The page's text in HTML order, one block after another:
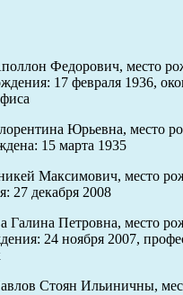
Федорович, место
17 февраля 1936,
Юрьевна, место
15 марта 1935
Максимович, место
27 декабря 2008
Галина Петровна, место
24 ноября 2007,
Стоян Ильиничны,